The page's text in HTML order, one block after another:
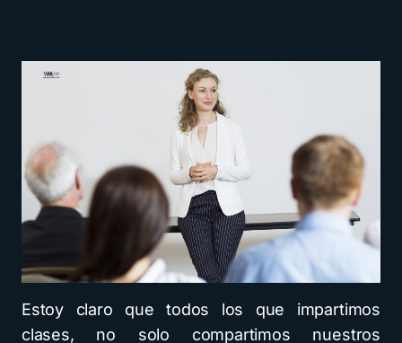
Estoy claro que todos los que impartimos
clases, no solo compartimos nuestros